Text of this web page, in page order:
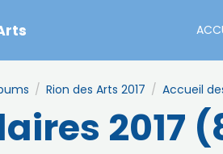
Rion des Arts 2017 Accueil
2017